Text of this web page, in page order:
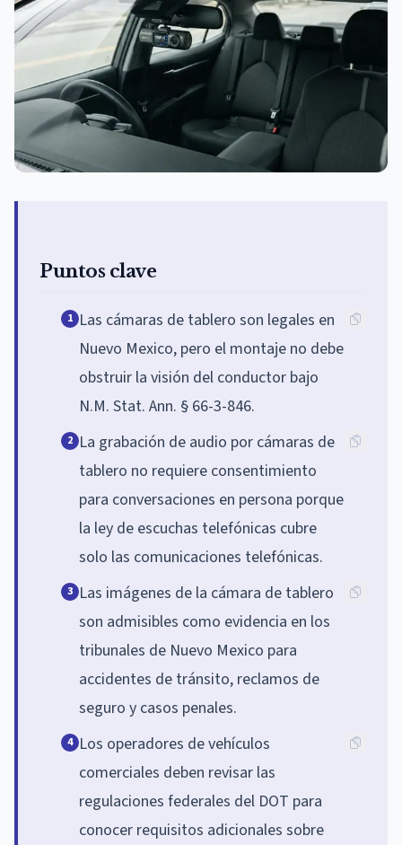
Puntos clave
1 Las cámaras de tablero son legales en
Nuevo Mexico, pero el montaje no debe
obstruir la visión del conductor bajo
N.M. Stat. Ann. § 66-3-846.
2 La grabación de audio por cámaras de
tablero no requiere consentimiento
para conversaciones en persona porque
la ley de escuchas telefónicas cubre
solo las comunicaciones telefónicas.
3 Las imágenes de la cámara de tablero
son admisibles como evidencia en los
tribunales de Nuevo Mexico para
accidentes de tránsito, reclamos de
seguro y casos penales.
4 Los operadores de vehículos
comerciales deben revisar las
regulaciones federales del DOT para
conocer requisitos adicionales sobre